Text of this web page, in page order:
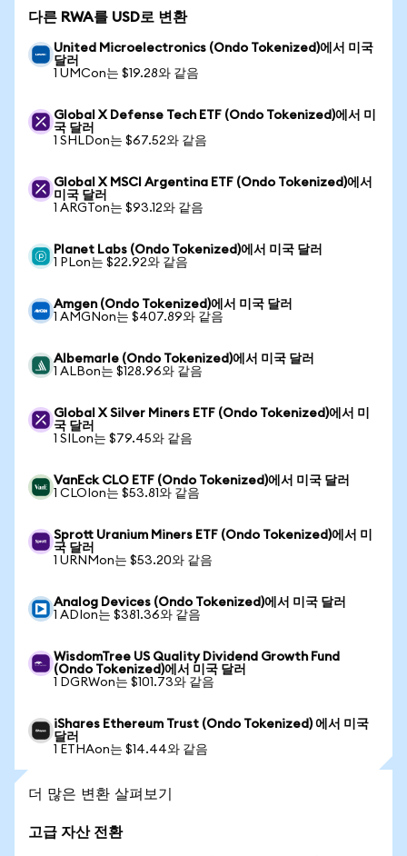
다른 RWA를 USD로 변환
United Microelectronics (Ondo Tokenized)에서 미국
달러
1 UMCon는 $19.28와 같음
Global X Defense Tech ETF (Ondo Tokenized)에서 미
국 달러
1 SHLDon는 $67.52와 같음
Global X MSCI Argentina ETF (Ondo Tokenized)에서
미국 달러
1 ARGTon는 $93.12와 같음
Planet Labs (Ondo Tokenized)에서 미국 달러
1 PLon는 $22.92와 같음
Amgen (Ondo Tokenized)에서 미국 달러
1 AMGNon는 $407.89와 같음
Albemarle (Ondo Tokenized)에서 미국 달러
1 ALBon는 $128.96와 같음
Global X Silver Miners ETF (Ondo Tokenized)에서 미
국 달러
1 SILon는 $79.45와 같음
VanEck CLO ETF (Ondo Tokenized)에서 미국 달러
1 CLOIon는 $53.81와 같음
Sprott Uranium Miners ETF (Ondo Tokenized)에서 미
국 달러
1 URNMon는 $53.20와 같음
Analog Devices (Ondo Tokenized)에서 미국 달러
1 ADIon는 $381.36와 같음
WisdomTree US Quality Dividend Growth Fund
(Ondo Tokenized)에서 미국 달러
1 DGRWon는 $101.73와 같음
iShares Ethereum Trust (Ondo Tokenized) 에서 미국
달러
1 ETHAon는 $14.44와 같음
더 많은 변환 살펴보기
고급 자산 전환